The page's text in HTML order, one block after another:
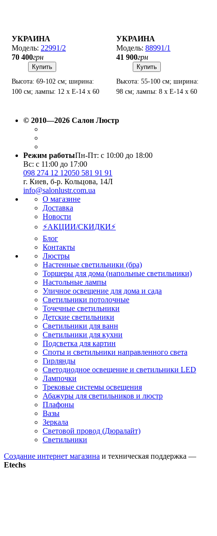
УКРАИНА
22991/2
70 400грн
Купить
Высота: 69-102 см; ширина:
100 см; лампы: 12 х Е-14 х 60
УКРАИНА
88991/1
41 900грн
Купить
Высота: 55-100 см; ширина:
98 см; лампы: 8 х Е-14 х 60
© 2010—2026 Салон Люстр
Режим работыПн-Пт: с 10:00 до 18:00
Вс: с 11:00 до 17:00
098 274 12 12050 581 91 91
г. Киев, б-р. Кольцова, 14Л
info@salonlustr.com.ua
О магазине
Доставка
Новости
⚡АКЦИИ/СКИДКИ⚡
Блог
Контакты
Люстры
Настенные светильники (бра)
Торшеры для дома (напольные светильники)
Настольные лампы
Уличное освещение для дома и сада
Светильники потолочные
Точечные светильники
Детские светильники
Светильники для ванн
Светильники для кухни
Подсветка для картин
Споты и светильники направленного света
Гирлянды
Светодиодное освещение и светильники LED
Лампочки
Трековые системы освещения
Абажуры для светильников и люстр
Плафоны
Вазы
Зеркала
Световой провод (Дюралайт)
Светильники
Создание интернет магазина и техническая поддержка —
Etechs